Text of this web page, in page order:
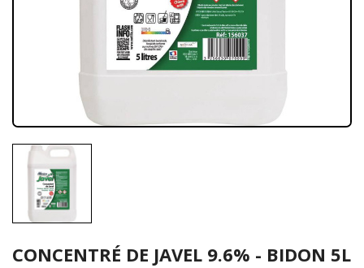
CONCENTRÉ DE JAVEL 9.6% - BIDON 5L